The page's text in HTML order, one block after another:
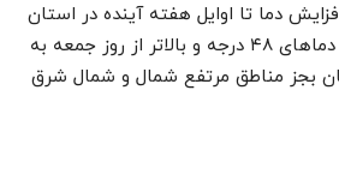
دما تا اوایل هفته آینده در استان
می‌باشد که سبب وقوع دما‌های ۴۸ درجه و بالاتر از روز جمعه به
بجز مناطق مرتفع شمال و شمال شرق